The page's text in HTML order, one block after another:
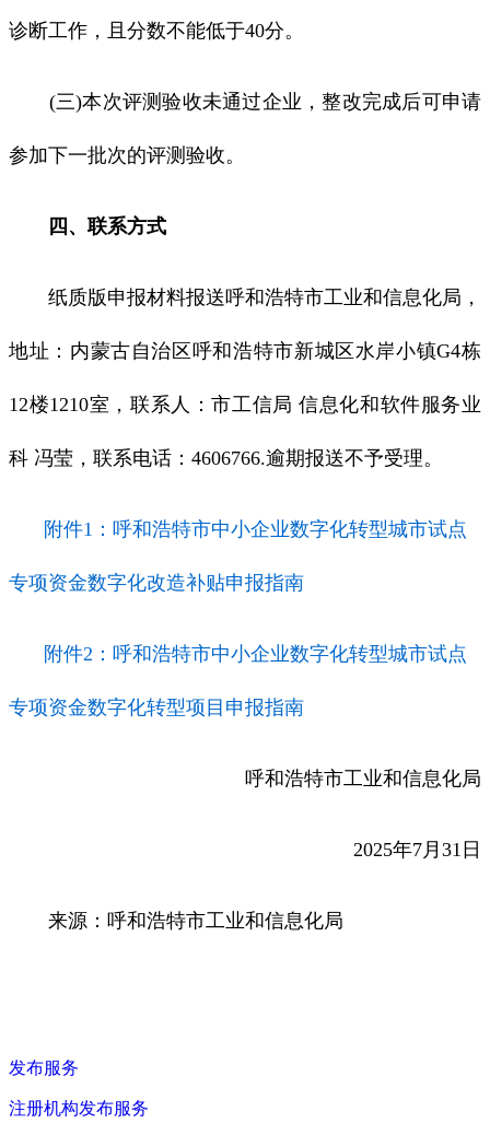
诊断工作，且分数不能低于40分。
(三)本次评测验收未通过企业，整改完成后可申请
参加下一批次的评测验收。
四、联系方式
纸质版申报材料报送呼和浩特市工业和信息化局，
地址：内蒙古自治区呼和浩特市新城区水岸小镇G4栋
12楼1210室，联系人：市工信局 信息化和软件服务业
科 冯莹，联系电话：4606766.逾期报送不予受理。
附件1：呼和浩特市中小企业数字化转型城市试点
专项资金数字化改造补贴申报指南
附件2：呼和浩特市中小企业数字化转型城市试点
专项资金数字化转型项目申报指南
呼和浩特市工业和信息化局
2025年7月31日
来源：呼和浩特市工业和信息化局
发布服务
注册机构发布服务